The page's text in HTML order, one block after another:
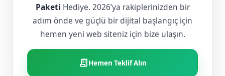
Paketi Hediye. 2026’ya rakiplerinizden bir
adım önde ve güçlü bir dijital başlangıç için
hemen yeni web siteniz için bize ulaşın.
receipt_longHemen Teklif Alın